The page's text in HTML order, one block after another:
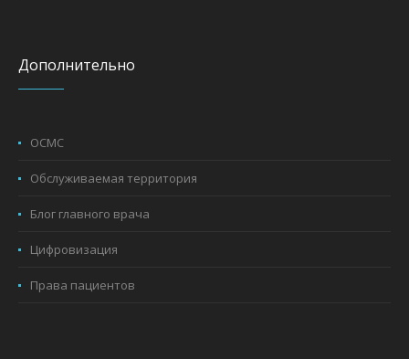
Дополнительно
ОСМС
Обслуживаемая территория
Блог главного врача
Цифровизация
Права пациентов